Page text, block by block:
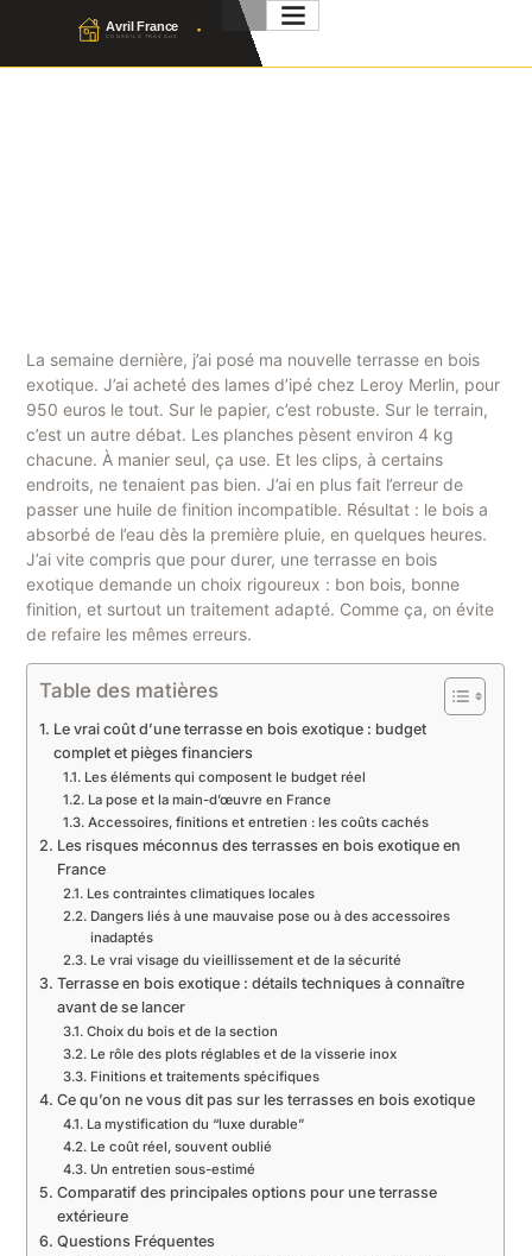
La semaine dernière, j’ai posé ma nouvelle terrasse en bois
exotique. J’ai acheté des lames d’ipé chez Leroy Merlin, pour
950 euros le tout. Sur le papier, c’est robuste. Sur le terrain,
c’est un autre débat. Les planches pèsent environ 4 kg
chacune. À manier seul, ça use. Et les clips, à certains
endroits, ne tenaient pas bien. J’ai en plus fait l’erreur de
passer une huile de finition incompatible. Résultat : le bois a
absorbé de l’eau dès la première pluie, en quelques heures.
J’ai vite compris que pour durer, une terrasse en bois
exotique demande un choix rigoureux : bon bois, bonne
finition, et surtout un traitement adapté. Comme ça, on évite
de refaire les mêmes erreurs.
Table des matières
Le vrai coût d’une terrasse en bois exotique : budget
complet et pièges financiers
Les éléments qui composent le budget réel
La pose et la main-d’œuvre en France
Accessoires, finitions et entretien : les coûts cachés
Les risques méconnus des terrasses en bois exotique en
France
Les contraintes climatiques locales
Dangers liés à une mauvaise pose ou à des accessoires
inadaptés
Le vrai visage du vieillissement et de la sécurité
Terrasse en bois exotique : détails techniques à connaître
avant de se lancer
Choix du bois et de la section
Le rôle des plots réglables et de la visserie inox
Finitions et traitements spécifiques
Ce qu’on ne vous dit pas sur les terrasses en bois exotique
La mystification du “luxe durable”
Le coût réel, souvent oublié
Un entretien sous-estimé
Comparatif des principales options pour une terrasse
extérieure
Questions Fréquentes